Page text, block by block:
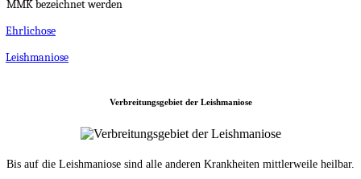
MMK bezeichnet werden
Ehrlichose
Leishmaniose
Verbreitungsgebiet der Leishmaniose
Bis auf die Leishmaniose sind alle anderen Krankheiten mittlerweile heilbar.